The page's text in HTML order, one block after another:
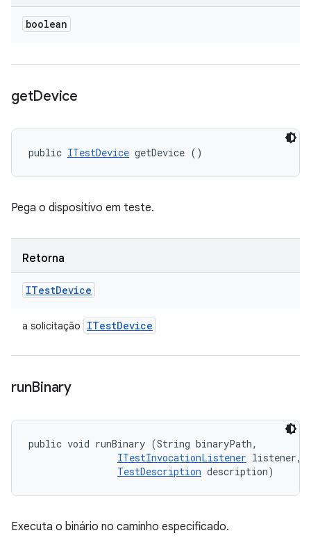
boolean
getDevice
public ITestDevice getDevice ()
Pega o dispositivo em teste.
Retorna
ITestDevice
a solicitação ITestDevice
runBinary
public void runBinary (String binaryPath,
ITestInvocationListener listener,
TestDescription description)
Executa o binário no caminho especificado.